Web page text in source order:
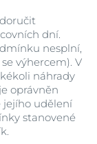
dní.
nesplní,
výhercem). V
náhrady
oprávněn
jejího udělení
stanovené